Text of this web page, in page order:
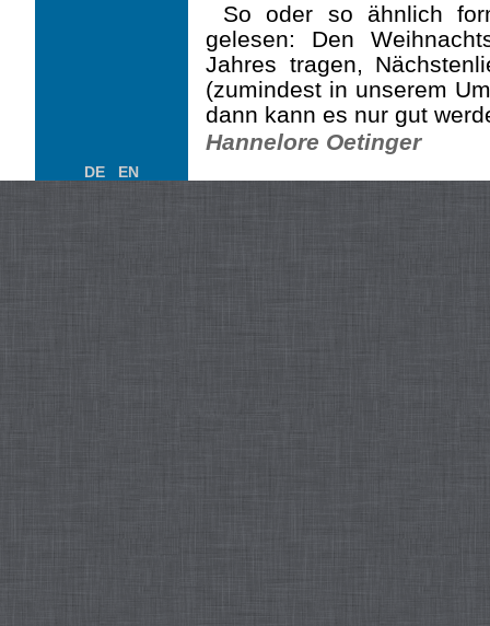
So oder so ähnlich
gelesen: Den
Jahres tragen,
(zumindest in unserem
dann kann es nur gut
Hannelore Oetinger
DE EN